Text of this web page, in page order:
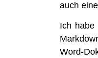
auch
Ich habe
Word-